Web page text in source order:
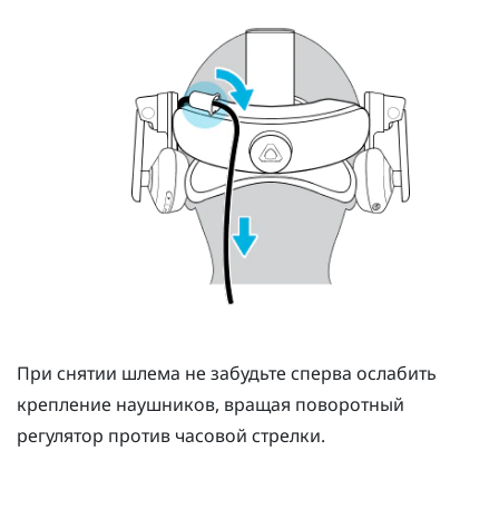
При снятии шлема не забудьте сперва ослабить
крепление наушников, вращая поворотный
регулятор против часовой стрелки.